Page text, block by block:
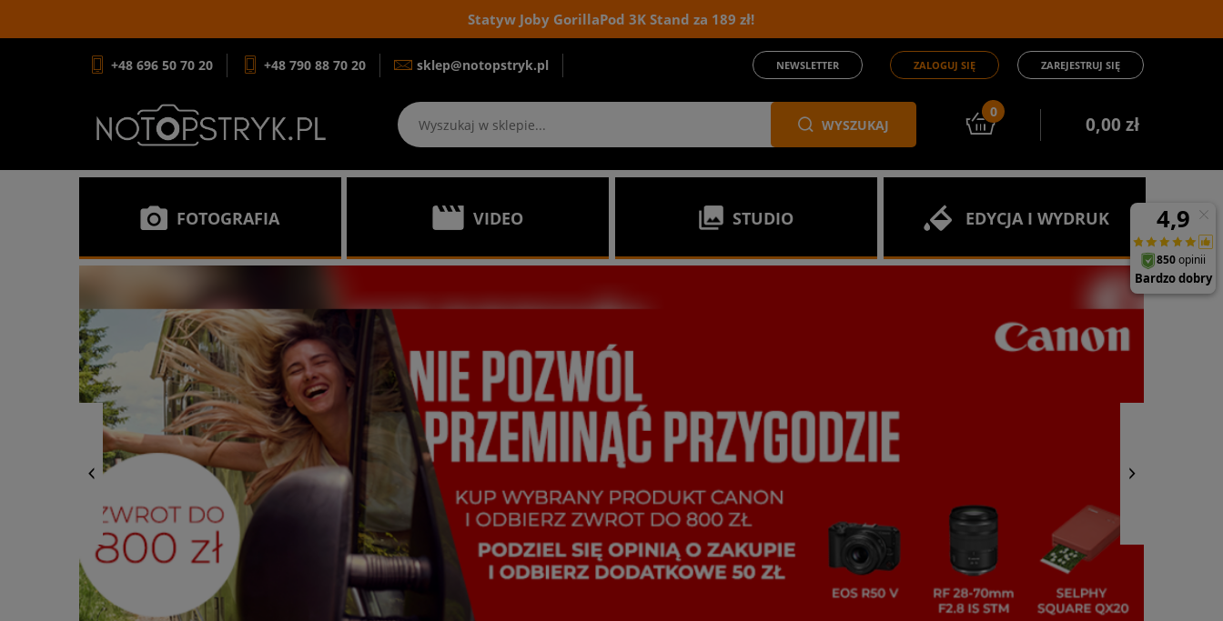
Statyw Joby GorillaPod 3K Stand za 189 zł!
+48 696 50 70 20 +48 790 88 70 20 sklep@notopstryk.pl NEWSLETTER ZALOGUJ SIĘ ZAREJESTRUJ SIĘ
WYSZUKAJ
0
0,00 zł
FOTOGRAFIA VIDEO STUDIO EDYCJA I WYDRUK